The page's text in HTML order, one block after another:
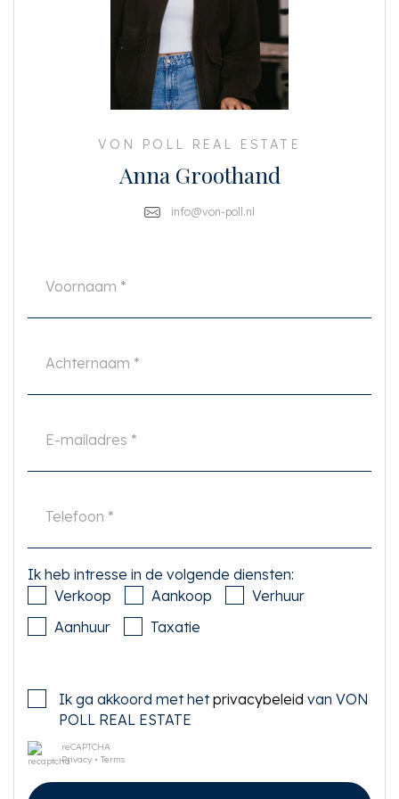
Dit appartement combineert charme, ruimte en modern comfort op een
uitstekende locatie. Met het strand, de duinen, scholen, en diverse
winkelstraten in de directe omgeving, biedt dit appartement alles wat u
nodig heeft voor een ontspannen en luxe levensstijl. De woning bevindt zich
Bent u geïnteresseerd? Neem contact met ons op voor het plannen van een
VON POLL REAL ESTATE
Anna Groothand
info@von-poll.nl
Ik heb intresse in de volgende diensten:
Verkoop
Aankoop
Verhuur
Aanhuur
Taxatie
Ik ga akkoord met hetprivacybeleid van VON
POLL REAL ESTATE
reCAPTCHA
Privacy • Terms